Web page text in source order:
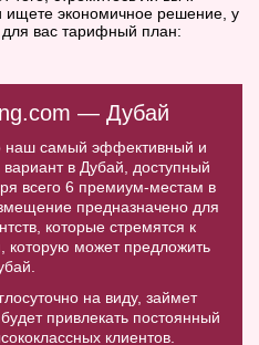
ищете экономичное решение, у
вас тарифный план:
— Дубай
наш самый эффективный и
в Дубай, доступный
всего 6 премиум-местам в
предназначено для
которые стремятся к
которую может предложить
на виду, займет
привлекать постоянный
клиентов.